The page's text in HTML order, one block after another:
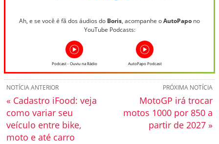
Ah, e se você é fã dos áudios do Boris, acompanhe oAutoPapo no
YouTube Podcasts:
Podcast - Ouviu na Rádio AutoPapo Podcast
PRÓXIMA NOTÍCIA
MotoGP irá trocar
motos 1000 por 850 a
partir de 2027 »
NOTÍCIA ANTERIOR
« Cadastro iFood: veja
como variar seu
veículo entre bike,
moto e até carro